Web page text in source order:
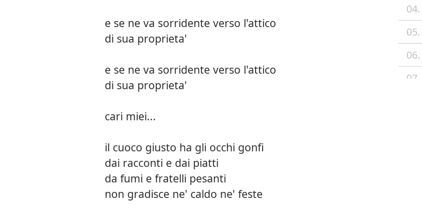
04.
05.
06.
07.
e se ne va sorridente verso l'attico
di sua proprieta'
e se ne va sorridente verso l'attico
di sua proprieta'
cari miei...
il cuoco giusto ha gli occhi gonfi
dai racconti e dai piatti
da fumi e fratelli pesanti
non gradisce ne' caldo ne' feste